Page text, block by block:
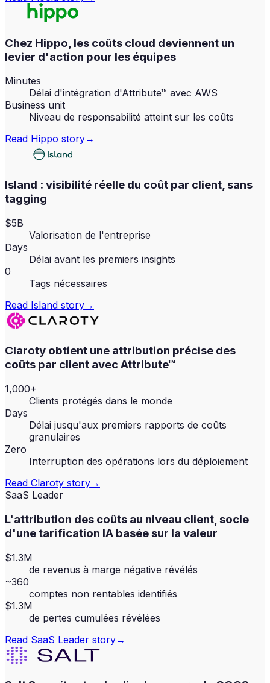
Chez Hippo, les coûts cloud deviennent un
levier d'action pour les équipes
Minutes
Délai d'intégration d'Attribute™ avec AWS
Business unit
Niveau de responsabilité atteint sur les coûts
Read Hippo story→
Island : visibilité réelle du coût par client, sans
tagging
$5B
Valorisation de l'entreprise
Days
Délai avant les premiers insights
0
Tags nécessaires
Read Island story→
Claroty obtient une attribution précise des
coûts par client avec Attribute™
1,000+
Clients protégés dans le monde
Days
Délai jusqu'aux premiers rapports de coûts
granulaires
Zero
Interruption des opérations lors du déploiement
Read Claroty story→
SaaS Leader
L'attribution des coûts au niveau client, socle
d'une tarification IA basée sur la valeur
$1.3M
de revenus à marge négative révélés
~360
comptes non rentables identifiés
$1.3M
de pertes cumulées révélées
Read SaaS Leader story→